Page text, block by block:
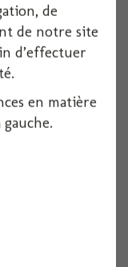
de
de notre site
d’effectuer
en matière